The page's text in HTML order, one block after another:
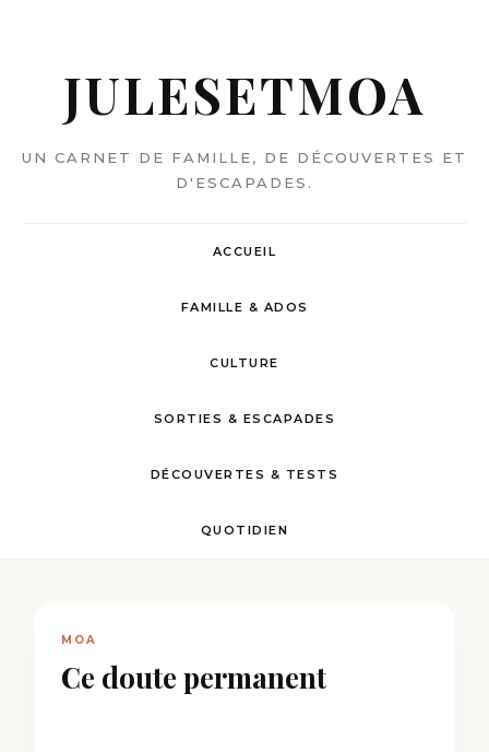
JULESETMOA
UN CARNET DE FAMILLE, DE DÉCOUVERTES ET
D'ESCAPADES.
ACCUEIL
FAMILLE & ADOS
CULTURE
SORTIES & ESCAPADES
DÉCOUVERTES & TESTS
QUOTIDIEN
MOA
Ce doute permanent